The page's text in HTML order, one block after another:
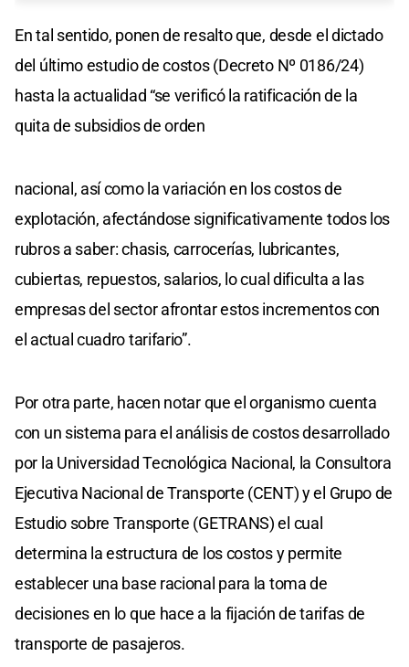
En tal sentido, ponen de resalto que, desde el dictado
del último estudio de costos (Decreto Nº 0186/24)
hasta la actualidad “se verificó la ratificación de la
quita de subsidios de orden
nacional, así como la variación en los costos de
explotación, afectándose significativamente todos los
rubros a saber: chasis, carrocerías, lubricantes,
cubiertas, repuestos, salarios, lo cual dificulta a las
empresas del sector afrontar estos incrementos con
el actual cuadro tarifario”.
Por otra parte, hacen notar que el organismo cuenta
con un sistema para el análisis de costos desarrollado
por la Universidad Tecnológica Nacional, la Consultora
Ejecutiva Nacional de Transporte (CENT) y el Grupo de
Estudio sobre Transporte (GETRANS) el cual
determina la estructura de los costos y permite
establecer una base racional para la toma de
decisiones en lo que hace a la fijación de tarifas de
transporte de pasajeros.